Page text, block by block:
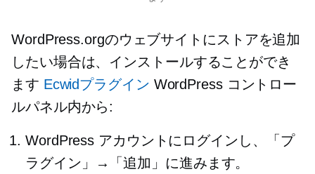
WordPress.orgのウェブサイトにストアを追加
したい場合は、インストールすることができ
ます Ecwidプラグイン WordPress コントロー
ルパネル内から:
WordPress アカウントにログインし、「プ
ラグイン」→「追加」に進みます。